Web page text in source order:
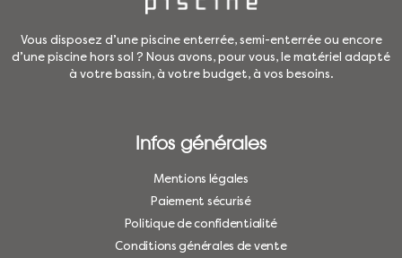
Vous disposez d’une piscine enterrée, semi-enterrée ou encore
d’une piscine hors sol ? Nous avons, pour vous, le matériel adapté
à votre bassin, à votre budget, à vos besoins.
Infos générales
Mentions légales
Paiement sécurisé
Politique de confidentialité
Conditions générales de vente